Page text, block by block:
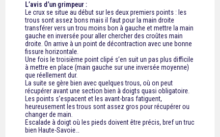
L’avis d’un grimpeur :
Le crux se situe au début sur les deux premiers points : les
trous sont assez bons mais il faut pour la main droite
transférer vers un trou moins bon à gauche et mettre la main
gauche en inversée pour aller chercher des croûtes main
droite. On arrive à un point de décontraction avec une bonne
fissure horizontale.
Une fois le troisième point clipé s’en suit un pas plus difficile
à mettre en place (main gauche sur une inversée moyenne)
que réellement dur.
La suite se gère bien avec quelques trous, où on peut
récupérer avant une section bien à doigts quasi obligatoire.
Les points s’espacent et les avant-bras fatiguent,
heureusement les trous sont assez gros pour récupérer ou
changer de main.
Escalade à doigt où les pieds doivent être précis, bref un truc
bien Haute-Savoie…